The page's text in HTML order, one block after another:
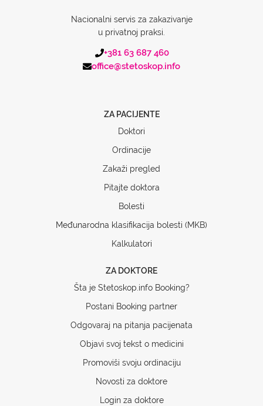
Nacionalni servis za zakazivanje
u privatnoj praksi.
+381 63 687 460
office@stetoskop.info
ZA PACIJENTE
Doktori
Ordinacije
Zakaži pregled
Pitajte doktora
Bolesti
Međunarodna klasifikacija bolesti (MKB)
Kalkulatori
ZA DOKTORE
Šta je Stetoskop.info Booking?
Postani Booking partner
Odgovaraj na pitanja pacijenata
Objavi svoj tekst o medicini
Promoviši svoju ordinaciju
Novosti za doktore
Login za doktore